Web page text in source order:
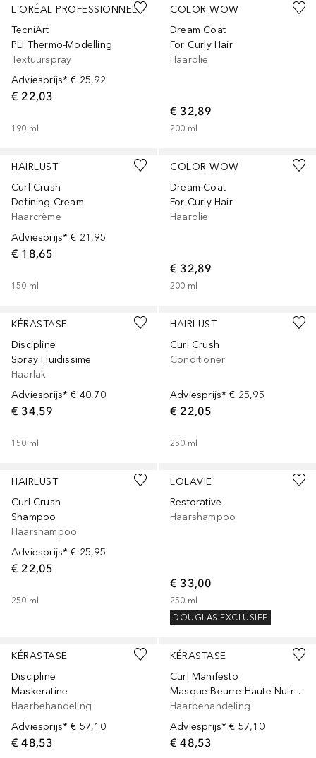
L´ORÉAL PROFESSIONNEL
TecniArt
PLI Thermo-Modelling
Textuurspray
Adviesprijs* € 25,92
€ 22,03
190 ml
COLOR WOW
Dream Coat
For Curly Hair
Haarolie
€ 32,89
200 ml
HAIRLUST
Curl Crush
Defining Cream
Haarcrème
Adviesprijs* € 21,95
€ 18,65
150 ml
COLOR WOW
Dream Coat
For Curly Hair
Haarolie
€ 32,89
200 ml
KÉRASTASE
Discipline
Spray Fluidissime
Haarlak
Adviesprijs* € 40,70
€ 34,59
150 ml
HAIRLUST
Curl Crush
Conditioner
Adviesprijs* € 25,95
€ 22,05
250 ml
HAIRLUST
Curl Crush
Shampoo
Haarshampoo
Adviesprijs* € 25,95
€ 22,05
250 ml
LOLAVIE
Restorative
Haarshampoo
€ 33,00
250 ml
DOUGLAS EXCLUSIEF
KÉRASTASE
Discipline
Maskeratine
Haarbehandeling
Adviesprijs* € 57,10
€ 48,53
KÉRASTASE
Curl Manifesto
Masque Beurre Haute Nutrition
Haarbehandeling
Adviesprijs* € 57,10
€ 48,53